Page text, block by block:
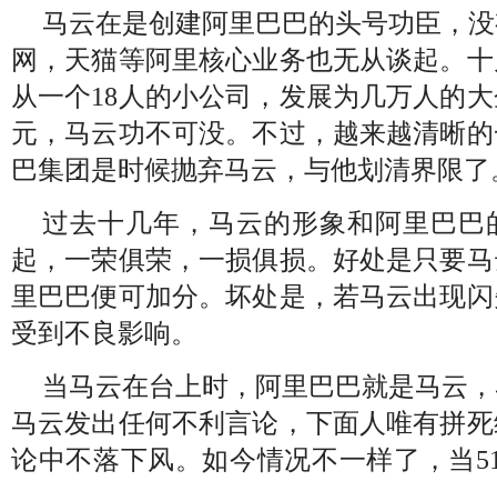
马云在是创建阿里巴巴的头号功臣，
网，天猫等阿里核心业务也无从谈起。
从一个18 人的小公司，发展为几万人的
元，马云功不可没。不过，越来越清晰
巴集团是时候抛弃马云，与他划清界限了
过去十几年，马云的形象和阿里巴巴
起，一荣俱荣，一损俱损。好处是只要
里巴巴便可加分。坏处是，若马云出现
受到不良影响。
当马云在台上时，阿里巴巴就是马云
马云发出任何不利言论，下面人唯有拼
论中不落下风。如今情况不一样了，当